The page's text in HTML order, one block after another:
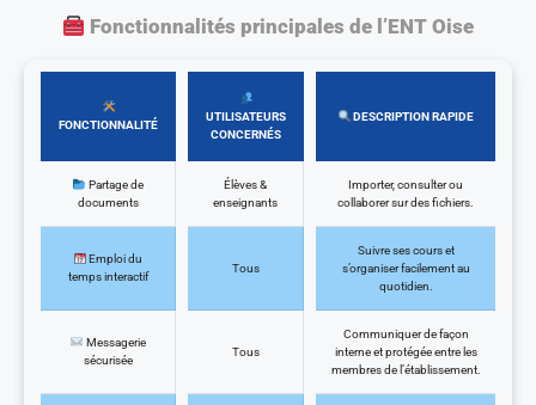
Fonctionnalités principales de l’ENT Oise
FONCTIONNALITÉ
UTILISATEURS
CONCERNÉS
DESCRIPTION RAPIDE
Partage de
documents
Élèves &
enseignants
Importer, consulter ou
collaborer sur des fichiers.
Emploi du
temps interactif
Tous
Suivre ses cours et
s’organiser facilement au
quotidien.
Messagerie
sécurisée
Tous
Communiquer de façon
interne et protégée entre les
membres de l’établissement.